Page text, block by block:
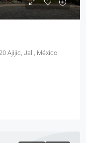
Ajijic, Jal., México